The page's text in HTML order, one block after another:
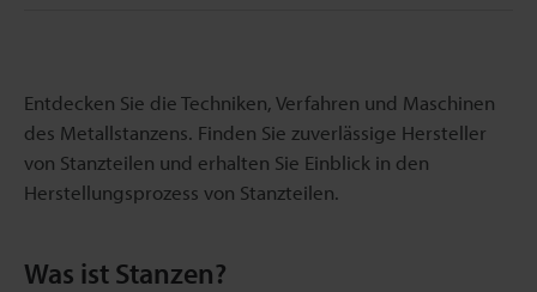
Entdecken Sie die Techniken, Verfahren und Maschinen
des Metallstanzens. Finden Sie zuverlässige Hersteller
von Stanzteilen und erhalten Sie Einblick in den
Herstellungsprozess von Stanzteilen.
Was ist Stanzen?